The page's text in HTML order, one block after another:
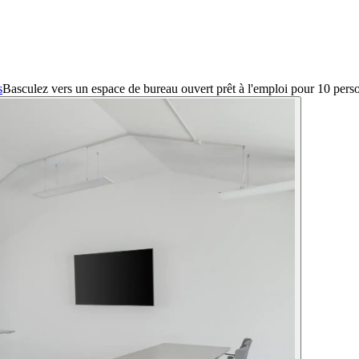
Basculez vers un espace de bureau ouvert prêt à l'emploi pour 10